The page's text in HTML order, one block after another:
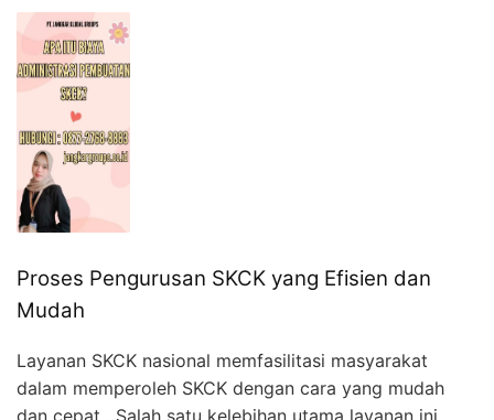
Proses Pengurusan SKCK yang Efisien dan
Mudah
Layanan SKCK nasional memfasilitasi masyarakat
dalam memperoleh SKCK dengan cara yang mudah
dan cepat . Salah satu kelebihan utama layanan ini